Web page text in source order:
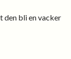
den bli en vacker